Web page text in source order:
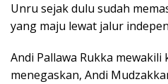
Unru sejak dulu sudah
yang maju lewat jalur
Andi Pallawa Rukka
menegaskan, Andi